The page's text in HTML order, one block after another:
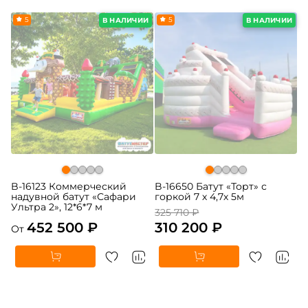
В НАЛИЧИИ
5
B-16123 Коммерческий
надувной батут «Сафари
Ультра 2», 12*6*7 м
От 452 500 ₽
В НАЛИЧИИ
-5%
B-16650 Батут «Торт» с
горкой 7 х 4,7х 5м
325 710 ₽
310 200 ₽